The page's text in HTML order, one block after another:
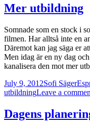
Mer utbildning
Somnade som en stock i
filmen. Har alltså inte en
Däremot kan jag säga er
Men idag är en ny dag
kanalisera den mot mer
Posted
on
July 9, 2012Author
Sofi Säger
utbildningLeave a
Dagens